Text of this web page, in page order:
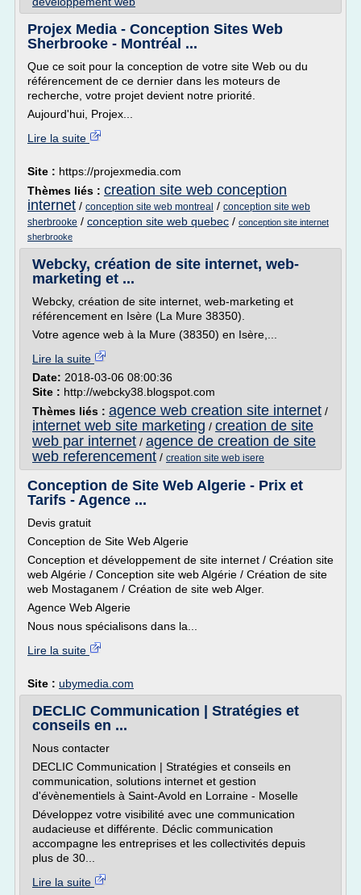
Projex Media - Conception Sites Web
Sherbrooke - Montréal ...
Que ce soit pour la conception de votre site Web ou du
référencement de ce dernier dans les moteurs de
recherche, votre projet devient notre priorité.
Aujourd'hui, Projex...
Lire la suite
Site : https://projexmedia.com
Thèmes liés : creation site web conception
internet / conception site web montreal / conception site web
sherbrooke / conception site web quebec / conception site internet
sherbrooke
Webcky, création de site internet, web-
marketing et ...
Webcky, création de site internet, web-marketing et
référencement en Isère (La Mure 38350).
Votre agence web à la Mure (38350) en Isère,...
Lire la suite
Date: 2018-03-06 08:00:36
Site : http://webcky38.blogspot.com
Thèmes liés : agence web creation site internet /
internet web site marketing / creation de site
web par internet / agence de creation de site
web referencement / creation site web isere
Conception de Site Web Algerie - Prix et
Tarifs - Agence ...
Devis gratuit
Conception de Site Web Algerie
Conception et développement de site internet / Création site
web Algérie / Conception site web Algérie / Création de site
web Mostaganem / Création de site web Alger.
Agence Web Algerie
Nous nous spécialisons dans la...
Lire la suite
Site : ubymedia.com
DECLIC Communication | Stratégies et
conseils en ...
Nous contacter
DECLIC Communication | Stratégies et conseils en
communication, solutions internet et gestion
d'évènementiels à Saint-Avold en Lorraine - Moselle
Développez votre visibilité avec une communication
audacieuse et différente. Déclic communication
accompagne les entreprises et les collectivités depuis
plus de 30...
Lire la suite